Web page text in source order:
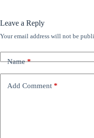
Leave a Reply
Your email address will not be
Name*
Add Comment *